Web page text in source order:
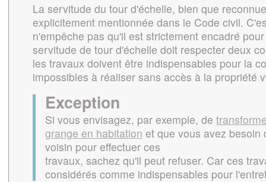
La servitude du tour d'échelle, bien que
explicitement mentionnée dans le Code civil.
n'empêche pas qu'il est strictement encadré
servitude de tour d'échelle doit respecter deux
les travaux doivent être indispensables pour la
impossibles à réaliser sans accès à la propriété
Exception
Si vous envisagez, par exemple, de
grange en habitation et que vous avez besoin
voisin pour effectuer ces
travaux, sachez qu'il peut refuser. Car ces
considérés comme indispensables pour